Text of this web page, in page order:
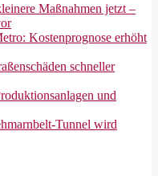
Maßnahmen jetzt –
Kostenprognose erhöht
schneller
und
Tunnel wird